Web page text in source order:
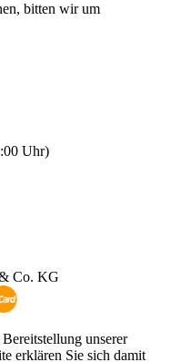
bitten wir um
Uhr)
Co. KG
unserer
erklären Sie sich damit